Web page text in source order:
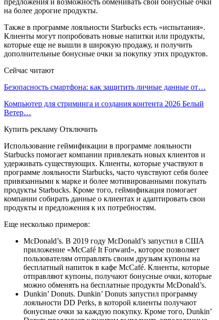
на более дорогие продукты.
Также в программе лояльности Starbucks есть «испытания».
Клиенты могут попробовать новые напитки или продукты,
которые еще не вышли в широкую продажу, и получить
дополнительные бонусные очки за покупку этих продуктов.
Сейчас читают
Безопасность смартфона: как защитить личные данные от…
Компьютер для стриминга и создания контента 2026 Белый
Ветер…
Купить рекламу Отключить
Использование геймификации в программе лояльности
Starbucks помогает компании привлекать новых клиентов и
удерживать существующих. Клиенты, которые участвуют в
программе лояльности Starbucks, часто чувствуют себя более
привязанными к марке и более мотивированными покупать
продукты Starbucks. Кроме того, геймификация помогает
компании собирать данные о клиентах и адаптировать свои
продукты и предложения к их потребностям.
Еще несколько примеров:
McDonald’s. В 2019 году McDonald’s запустил в США
приложение «McCafé It Forward», которое позволяет
пользователям отправлять своим друзьям купоны на
бесплатный напиток в кафе McCafé. Клиенты, которые
отправляют купоны, получают бонусные очки, которые
можно обменять на бесплатные продукты McDonald’s.
Dunkin’ Donuts. Dunkin’ Donuts запустил программу
лояльности DD Perks, в которой клиенты получают
бонусные очки за каждую покупку. Кроме того, Dunkin’